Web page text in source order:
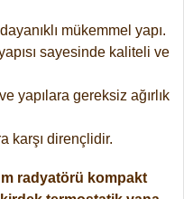
mükemmel yapı.
sayesinde kaliteli ve
yapılara gereksiz ağırlık
karşı dirençlidir.
radyatörü kompakt